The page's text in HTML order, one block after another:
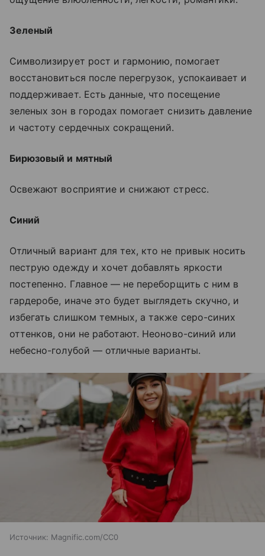
Зеленый
Символизирует рост и гармонию, помогает
восстановиться после перегрузок, успокаивает и
поддерживает. Есть данные, что посещение
зеленых зон в городах помогает снизить давление
и частоту сердечных сокращений.
Бирюзовый и мятный
Освежают восприятие и снижают стресс.
Синий
Отличный вариант для тех, кто не привык носить
пеструю одежду и хочет добавлять яркости
постепенно. Главное — не переборщить с ним в
гардеробе, иначе это будет выглядеть скучно, и
избегать слишком темных, а также серо-синих
оттенков, они не работают. Неоново-синий или
небесно-голубой — отличные варианты.
Источник: Magnific.com/CC0